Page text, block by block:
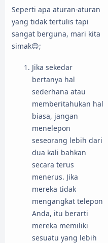
Seperti apa aturan-aturan
yang tidak tertulis tapi
sangat berguna, mari kita
simak😊;
Jika sekedar
bertanya hal
sederhana atau
memberitahukan hal
biasa, jangan
menelepon
seseorang lebih dari
dua kali bahkan
secara terus
menerus. Jika
mereka tidak
mengangkat telepon
Anda, itu berarti
mereka memiliki
sesuatu yang lebih